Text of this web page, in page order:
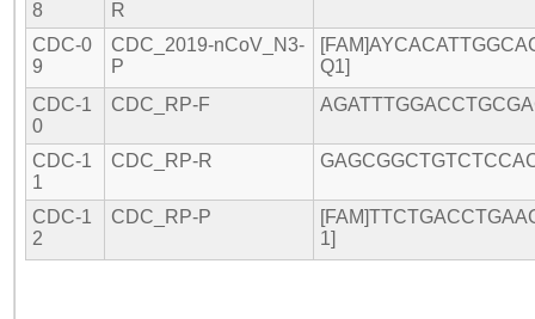
8
R
CDC-0
9
CDC_2019-nCoV_N3-
P
Q1]
CDC-1
0
CDC_RP-F
CDC-1
1
CDC_RP-R
CDC-1
2
CDC_RP-P
1]